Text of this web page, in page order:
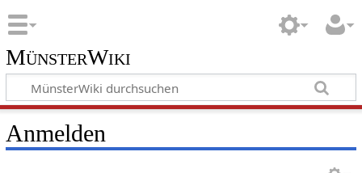
MünsterWiki
Anmelden